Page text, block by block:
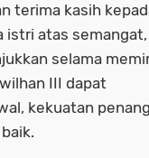
terima kasih
istri atas
selama
III dapat
kekuatan